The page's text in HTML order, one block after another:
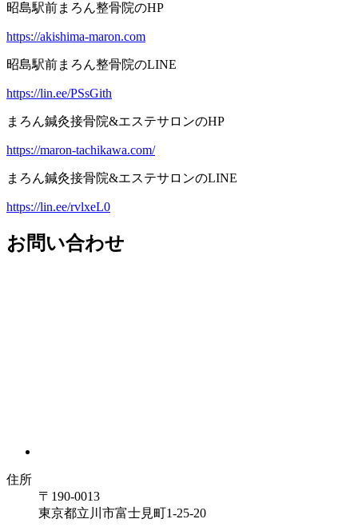
昭島駅前まろん整骨院のHP
https://akishima-maron.com
昭島駅前まろん整骨院のLINE
https://lin.ee/PSsGith
まろん鍼灸接骨院&エステサロンのHP
https://maron-tachikawa.com/
まろん鍼灸接骨院&エステサロンのLINE
https://lin.ee/rvlxeL0
お問い合わせ
住所
〒190-0013
東京都立川市富士見町1-25-20